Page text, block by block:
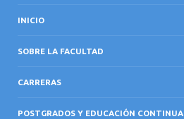
INICIO
SOBRE LA FACULTAD
CARRERAS
POSTGRADOS Y EDUCACIÓN CONTINUA